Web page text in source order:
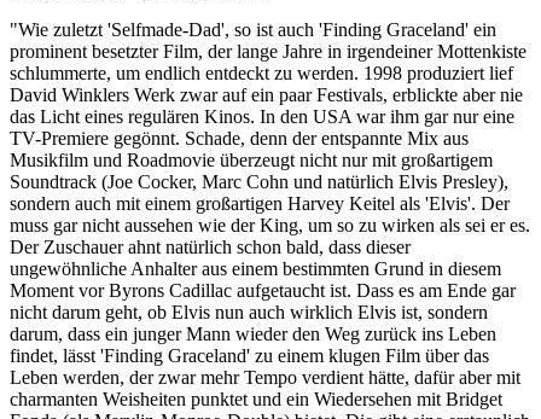
"Wie zuletzt 'Selfmade-Dad', so ist auch 'Finding Graceland' ein
prominent besetzter Film, der lange Jahre in irgendeiner Mottenkiste
schlummerte, um endlich entdeckt zu werden. 1998 produziert lief
David Winklers Werk zwar auf ein paar Festivals, erblickte aber nie
das Licht eines regulären Kinos. In den USA war ihm gar nur eine
TV-Premiere gegönnt. Schade, denn der entspannte Mix aus
Musikfilm und Roadmovie überzeugt nicht nur mit großartigem
Soundtrack (Joe Cocker, Marc Cohn und natürlich Elvis Presley),
sondern auch mit einem großartigen Harvey Keitel als 'Elvis'. Der
muss gar nicht aussehen wie der King, um so zu wirken als sei er es.
Der Zuschauer ahnt natürlich schon bald, dass dieser
ungewöhnliche Anhalter aus einem bestimmten Grund in diesem
Moment vor Byrons Cadillac aufgetaucht ist. Dass es am Ende gar
nicht darum geht, ob Elvis nun auch wirklich Elvis ist, sondern
darum, dass ein junger Mann wieder den Weg zurück ins Leben
findet, lässt 'Finding Graceland' zu einem klugen Film über das
Leben werden, der zwar mehr Tempo verdient hätte, dafür aber mit
charmanten Weisheiten punktet und ein Wiedersehen mit Bridget